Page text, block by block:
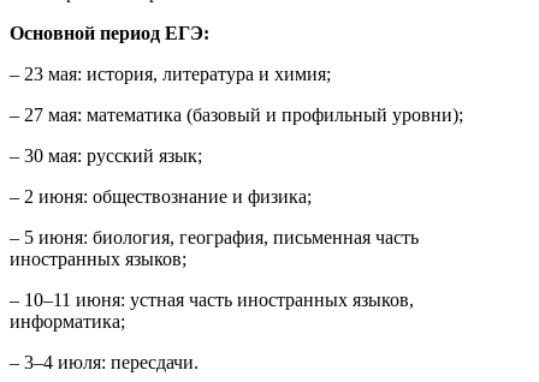
Основной период ЕГЭ:
– 23 мая: история, литература и химия;
– 27 мая: математика (базовый и профильный уровни);
– 30 мая: русский язык;
– 2 июня: обществознание и физика;
– 5 июня: биология, география, письменная часть
иностранных языков;
– 10–11 июня: устная часть иностранных языков,
информатика;
– 3–4 июля: пересдачи.